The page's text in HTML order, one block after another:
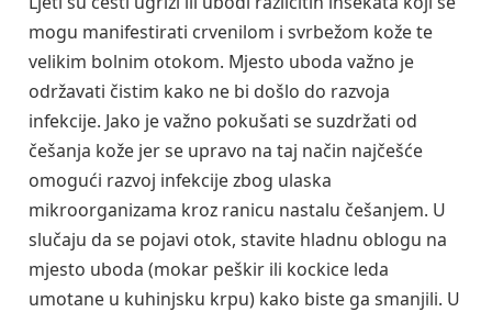
mogu manifestirati crvenilom i svrbežom kože te
velikim bolnim otokom. Mjesto uboda važno je
održavati čistim kako ne bi došlo do razvoja
infekcije. Jako je važno pokušati se suzdržati od
češanja kože jer se upravo na taj način najčešće
omogući razvoj infekcije zbog ulaska
mikroorganizama kroz ranicu nastalu češanjem. U
slučaju da se pojavi otok, stavite hladnu oblogu na
mjesto uboda (mokar peškir ili kockice leda
umotane u kuhinjsku krpu) kako biste ga smanjili. U